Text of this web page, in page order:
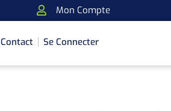
Mon Compte
Contact Se Connecter